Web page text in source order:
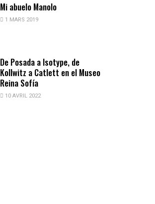
Mi abuelo Manolo
1 MARS 2019
De Posada a Isotype, de
Kollwitz a Catlett en el Museo
Reina Sofía
10 AVRIL 2022